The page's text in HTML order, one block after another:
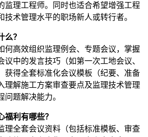
监理工程师。同时也适合希望增强工程
技术管理水平的职场新人或转行者。
么？
何高效组织监理例会、专题会议，掌握
议中的发言技巧（如第一次工地会议、
获得全套标准化会议模板（纪要、准备
理解施工方案审查要点及监理技术管理
问题解决能力。
福利有哪些？
理全套会议资料（包括标准模板、审查